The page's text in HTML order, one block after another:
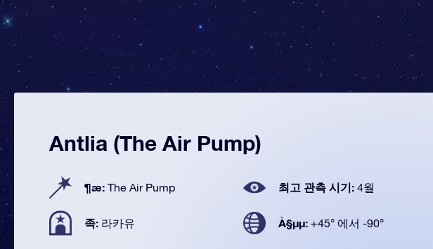
Antlia (The Air Pump)
¶æ: The Air Pump 최고 관측 시기: 4월
족: 라카유 À§µµ: +45° 에서 -90°